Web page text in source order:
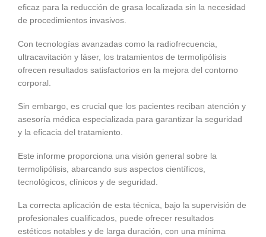
eficaz para la reducción de grasa localizada sin la necesidad
de procedimientos invasivos.
Con tecnologías avanzadas como la radiofrecuencia,
ultracavitación y láser, los tratamientos de termolipólisis
ofrecen resultados satisfactorios en la mejora del contorno
corporal.
Sin embargo, es crucial que los pacientes reciban atención y
asesoría médica especializada para garantizar la seguridad
y la eficacia del tratamiento.
Este informe proporciona una visión general sobre la
termolipólisis, abarcando sus aspectos científicos,
tecnológicos, clínicos y de seguridad.
La correcta aplicación de esta técnica, bajo la supervisión de
profesionales cualificados, puede ofrecer resultados
estéticos notables y de larga duración, con una mínima